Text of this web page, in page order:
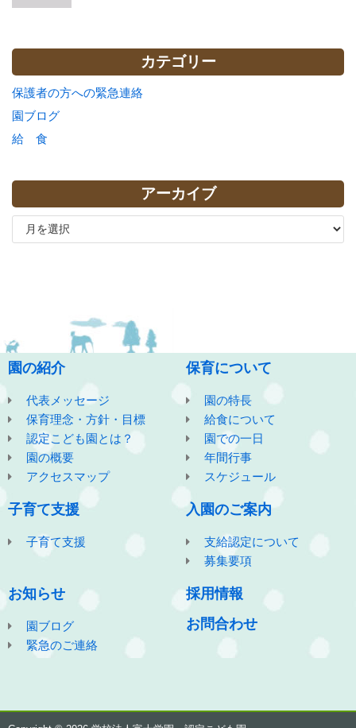
カテゴリー
保護者の方への緊急連絡
園ブログ
給 食
アーカイブ
園の紹介
代表メッセージ
保育理念・方針・目標
認定こども園とは？
園の概要
アクセスマップ
保育について
園の特長
給食について
園での一日
年間行事
スケジュール
子育て支援
子育て支援
入園のご案内
支給認定について
募集要項
お知らせ
園ブログ
緊急のご連絡
採用情報
お問合わせ